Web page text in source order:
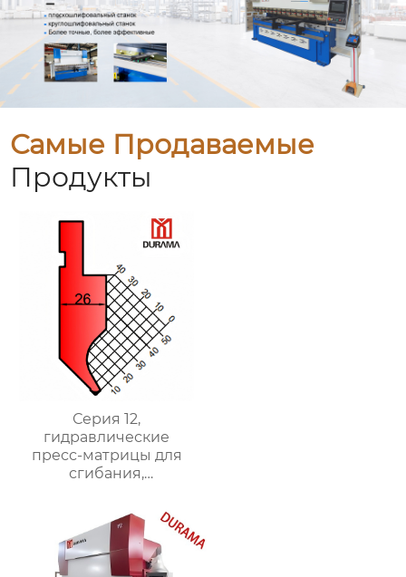
Самые Продаваемые
Продукты
Серия 12,
гидравлические
пресс-матрицы для
сгибания,
формы для сгибания
листового металла